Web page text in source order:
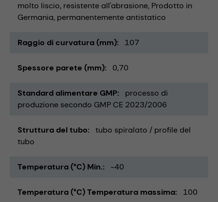
molto liscio resistente all'abrasione Prodotto in
Germania permanentemente antistatico
Raggio di curvatura (mm) 107
Spessore parete (mm) 0,70
Standard alimentare GMP
processo di
produzione secondo GMP CE 2023/2006
Struttura del tubo
tubo spiralato / profile del
tubo
Temperatura (°C) Min. -40
Temperatura (°C) Temperatura massima 100